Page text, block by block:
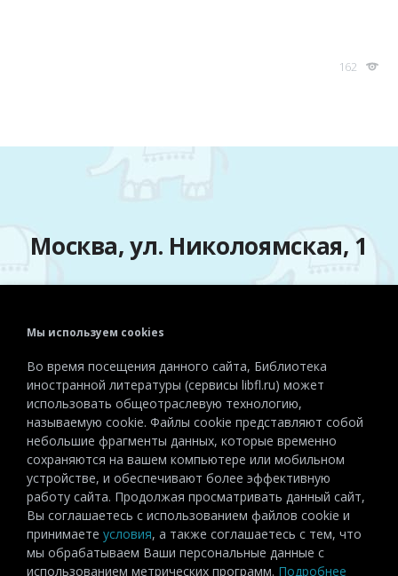
162
Москва, ул. Николоямская, 1
+7 (495) 915-72-81
Эл. почта:detiinostranki@libfl.ru
Мы используем cookies
Во время посещения данного сайта, Библиотека
иностранной литературы (сервисы libfl.ru) может
использовать общеотраслевую технологию,
называемую cookie. Файлы cookie представляют собой
небольшие фрагменты данных, которые временно
сохраняются на вашем компьютере или мобильном
устройстве, и обеспечивают более эффективную
работу сайта. Продолжая просматривать данный сайт,
Вы соглашаетесь с использованием файлов cookie и
принимаете условия, а также соглашаетесь с тем, что
мы обрабатываем Ваши персональные данные с
использованием метрических программ. Подробнее